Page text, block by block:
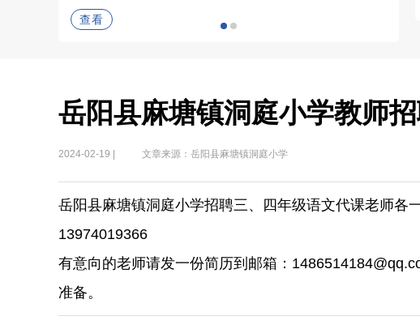
查看
岳阳县麻塘镇洞庭小学教师
2024-02-19 | 文章来源：岳阳县麻塘镇洞庭小学
岳阳县麻塘镇洞庭小学招聘三、四年级语文代课老师各
13974019366
有意向的老师请发一份简历到邮箱：
准备。